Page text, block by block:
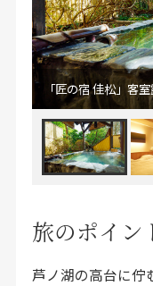
「匠の宿 佳松」客
旅のポイン
芦ノ湖の高台に佇